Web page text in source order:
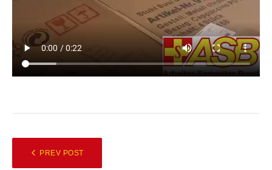
PREV POST